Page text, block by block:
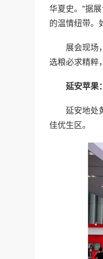
华夏史。”据
的温情纽带。
展会现场
选粮必求精粹
延安苹果
延安地处
佳优生区。